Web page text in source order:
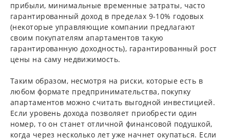
прибыли, минимальные временные затраты, часто
гарантированный доход в пределах 9-10% годовых
(некоторые управляющие компании предлагают
своим покупателям апартаментов такую
гарантированную доходность), гарантированный рост
цены на саму недвижимость.
Таким образом, несмотря на риски, которые есть в
любом формате предпринимательства, покупку
апартаментов можно считать выгодной инвестицией.
Если уровень дохода позволяет приобрести один
номер, то он станет отличной финансовой подушкой,
когда через несколько лет уже начнет окупаться. Если